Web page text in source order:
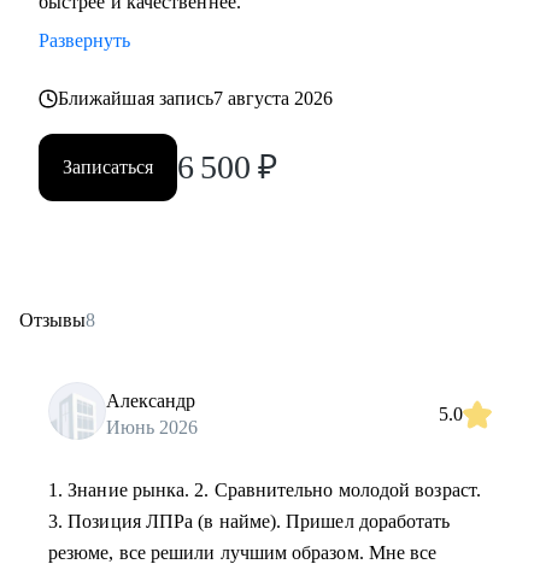
Развернуть
Ближайшая запись7 августа 2026
Записаться 6 500 ₽
Отзывы8
Александр
Июнь 2026
5.0
1. Знание рынка. 2. Сравнительно молодой возраст.
3. Позиция ЛПРа (в найме). Пришел доработать
резюме, все решили лучшим образом. Мне все